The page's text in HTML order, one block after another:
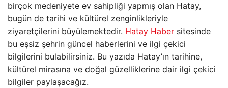
birçok medeniyete ev sahipliği yapmış olan Hatay,
bugün de tarihi ve kültürel zenginlikleriyle
ziyaretçilerini büyülemektedir. Hatay Haber sitesinde
bu eşsiz şehrin güncel haberlerini ve ilgi çekici
bilgilerini bulabilirsiniz. Bu yazıda Hatay’ın tarihine,
kültürel mirasına ve doğal güzelliklerine dair ilgi çekici
bilgiler paylaşacağız.